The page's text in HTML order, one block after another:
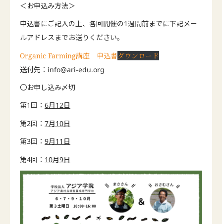
＜お申込み方法＞
申込書にご記入の上、各回開催の1週間前までに下記メー
ルアドレスまでお送りください。
Organic Farming講座 申込書ダウンロード
送付先： info@ari-edu.org
〇お申し込み〆切
第1回： 6月12日
第2回： 7月10日
第3回： 9月11日
第4回： 10月9日